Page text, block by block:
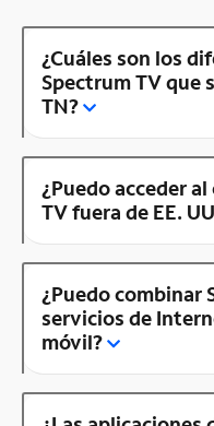
¿Cuáles son los
Spectrum TV que
TN?
¿Puedo acceder
TV fuera de EE.
¿Puedo combinar
servicios de
móvil?